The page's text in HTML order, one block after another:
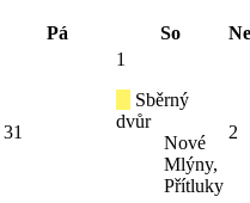
Pá So Ne
31
1
Sběrný
dvůr
Nové
Mlýny,
Přítluky
2